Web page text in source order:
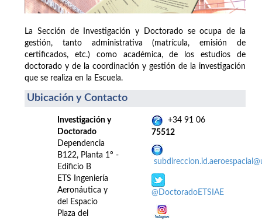
La Sección de Investigación y Doctorado se ocupa de la
gestión, tanto administrativa (matrícula, emisión de
certificados, etc.) como académica, de los estudios de
doctorado y de la coordinación y gestión de la investigación
que se realiza en la Escuela.
Ubicación y Contacto
Investigación y
Doctorado
Dependencia
B122, Planta 1º -
Edificio B
ETS Ingeniería
Aeronáutica y
del Espacio
Plaza del
+34 91 06
75512
@DoctoradoETSIAE